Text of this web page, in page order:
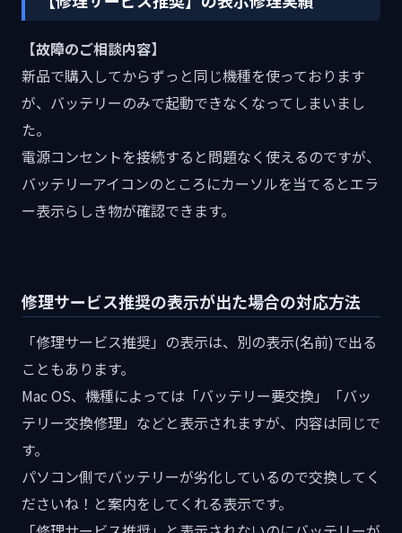
【故障のご相談内容】
新品で購入してからずっと同じ機種を使っております
が、バッテリーのみで起動できなくなってしまいまし
た。
電源コンセントを接続すると問題なく使えるのですが、
バッテリーアイコンのところにカーソルを当てるとエラ
ー表示らしき物が確認できます。
修理サービス推奨の表示が出た場合の対応方法
「修理サービス推奨」の表示は、別の表示(名前)で出る
こともあります。
Mac OS、機種によっては「バッテリー要交換」「バッ
テリー交換修理」などと表示されますが、内容は同じで
す。
パソコン側でバッテリーが劣化しているので交換してく
ださいね！と案内をしてくれる表示です。